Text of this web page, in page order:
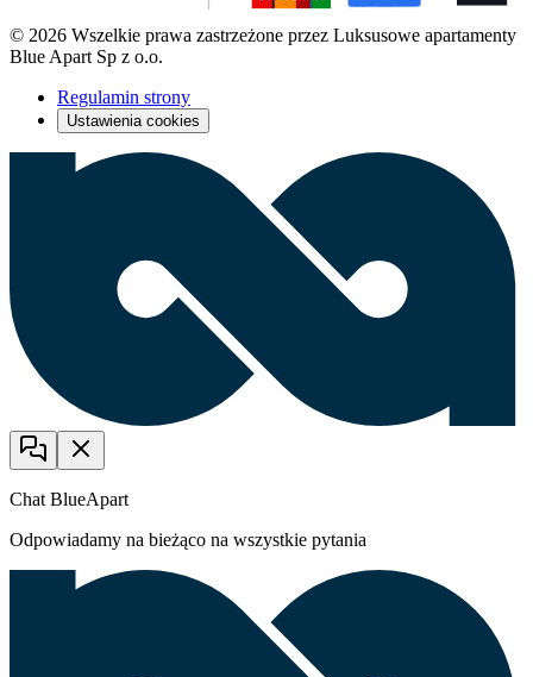
© 2026 Wszelkie prawa zastrzeżone przez Luksusowe apartamenty
Blue Apart Sp z o.o.
Regulamin strony
Ustawienia cookies
Chat BlueApart
Odpowiadamy na bieżąco na wszystkie pytania